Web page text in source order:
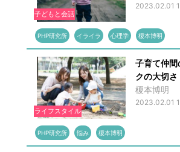
子どもと会話
2023.02.01
PHP研究所 イライラ 心理学 榎本博明
ライフスタイル
子育て仲
クの大切さ
榎本博明
2023.02.01
PHP研究所 悩み 榎本博明